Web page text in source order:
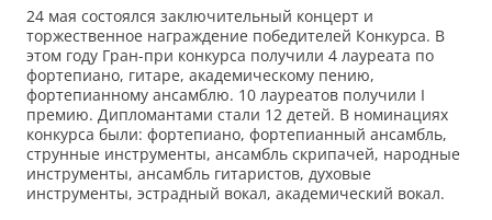
24 мая состоялся заключительный концерт и
торжественное награждение победителей Конкурса. В
этом году Гран-при конкурса получили 4 лауреата по
фортепиано, гитаре, академическому пению,
фортепианному ансамблю. 10 лауреатов получили I
премию. Дипломантами стали 12 детей. В номинациях
конкурса были: фортепиано, фортепианный ансамбль,
струнные инструменты, ансамбль скрипачей, народные
инструменты, ансамбль гитаристов, духовые
инструменты, эстрадный вокал, академический вокал.